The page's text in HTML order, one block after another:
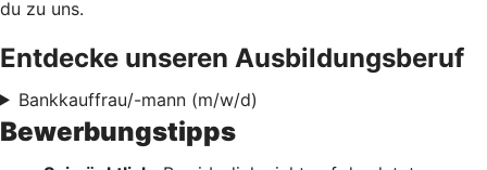
du zu uns.
Entdecke unseren Ausbildungsberuf
Bankkauffrau/-mann (m/w/d)
Bewerbungstipps